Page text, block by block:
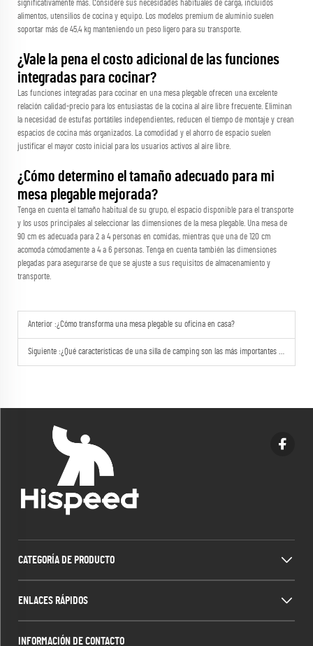
significativamente más. Considere sus necesidades habituales de carga, incluidos
alimentos, utensilios de cocina y equipo. Los modelos premium de aluminio suelen
soportar más de 45,4 kg manteniendo un peso ligero para su transporte.
¿Vale la pena el costo adicional de las funciones
integradas para cocinar?
Las funciones integradas para cocinar en una mesa plegable ofrecen una excelente
relación calidad-precio para los entusiastas de la cocina al aire libre frecuente. Eliminan
la necesidad de estufas portátiles independientes, reducen el tiempo de montaje y crean
espacios de cocina más organizados. La comodidad y el ahorro de espacio suelen
justificar el mayor costo inicial para los usuarios activos al aire libre.
¿Cómo determino el tamaño adecuado para mi
mesa plegable mejorada?
Tenga en cuenta el tamaño habitual de su grupo, el espacio disponible para el transporte
y los usos principales al seleccionar las dimensiones de la mesa plegable. Una mesa de
90 cm es adecuada para 2 a 4 personas en comidas, mientras que una de 120 cm
acomoda cómodamente a 4 a 6 personas. Tenga en cuenta también las dimensiones
plegadas para asegurarse de que se ajuste a sus requisitos de almacenamiento y
transporte.
Anterior :¿Cómo transforma una mesa plegable su oficina en casa?
Siguiente :¿Qué características de una silla de camping son las más importantes para senderismo con mochila?
CATEGORÍA DE PRODUCTO
ENLACES RÁPIDOS
INFORMACIÓN DE CONTACTO